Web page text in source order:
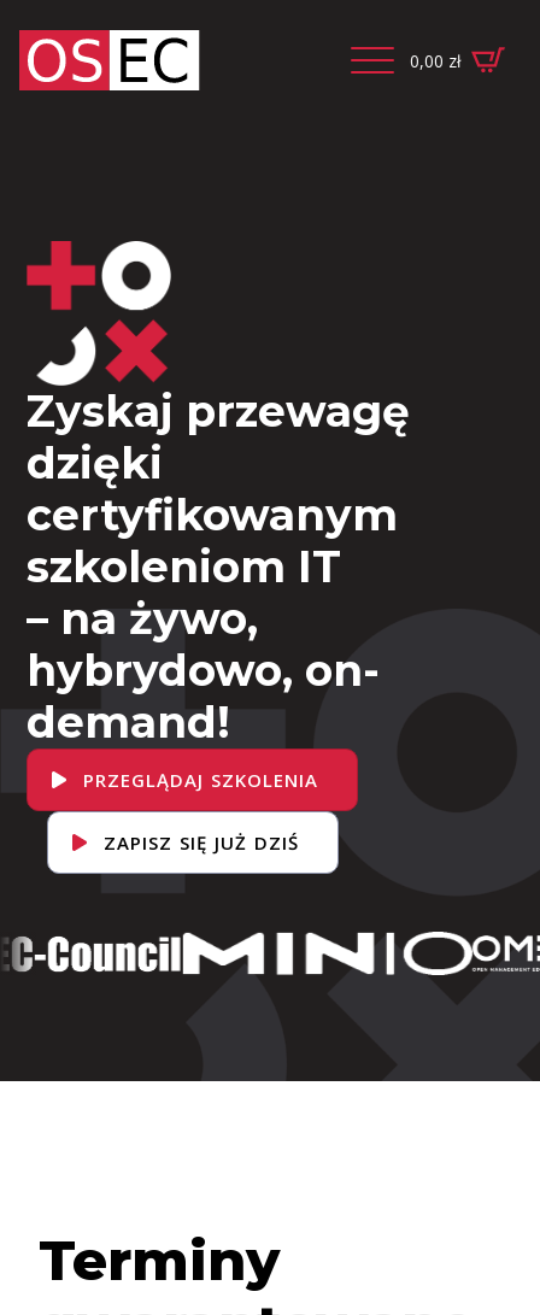
0,00 zł
Zyskaj przewagę
dzięki
certyfikowanym
szkoleniom IT
– na żywo,
hybrydowo, on-
demand!
PRZEGLĄDAJ SZKOLENIA
ZAPISZ SIĘ JUŻ DZIŚ
Terminy